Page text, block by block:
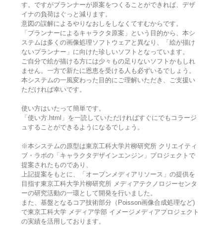
す。ですがプランナーが原案をつくることができれば、デザ
イナの負荷はぐっと減ります。
意図の誤解によるやりなおしをしなくてすむからです。
「プランナーによるキャラクタ原案」という目的から、本シ
ステムは多くの画像処理ソフトウェアと異なり、「絵が描け
ないプランナー」に向けた珍しいソフトとなっています。
ご自分で絵が描ける方には少々もの足りないソフトかもしれ
ません。一方で新たに恩恵を受ける人も必ずいるでしょう。
本システムの一風変わった目的にご理解いただき、ご支援い
ただければ幸いです。
使い方はいたって簡単です。
「使い方.html」を一読していただければすぐにでもコラージ
ュすることができるようになるでしょう。
※本システムの原型は東京工科大学片柳研究所 クリエイティ
ブ・ラボの「キャラクタデザインエンジン」プロジェクトで
提案されたものであり、
上記提案をもとに、「オープンメディアリソース」の提供を
目指す東京工科大学片柳研究所 メディアテクノロジーセンタ
ーの研究活動の一環として開発を行いました。
また、基盤となるコア技術部分（Poisson画像合成処理など)
で東京工科大学 メディア学部 イメージメディアプロジェクト
の実績を活用しております。